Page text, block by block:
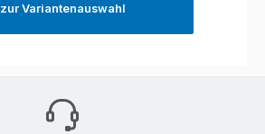
zur Variantenauswahl